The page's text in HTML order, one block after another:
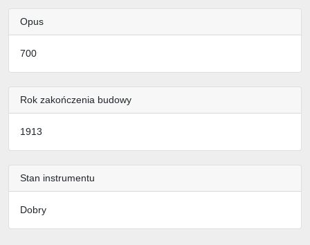
Opus
700
Rok zakończenia budowy
1913
Stan instrumentu
Dobry